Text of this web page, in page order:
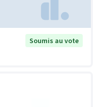
Soumis au vote